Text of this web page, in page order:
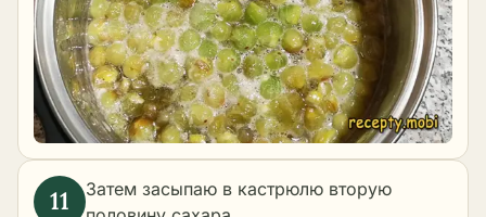
Затем засыпаю в кастрюлю вторую